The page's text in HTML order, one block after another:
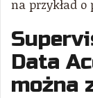
na przykład
Data
można